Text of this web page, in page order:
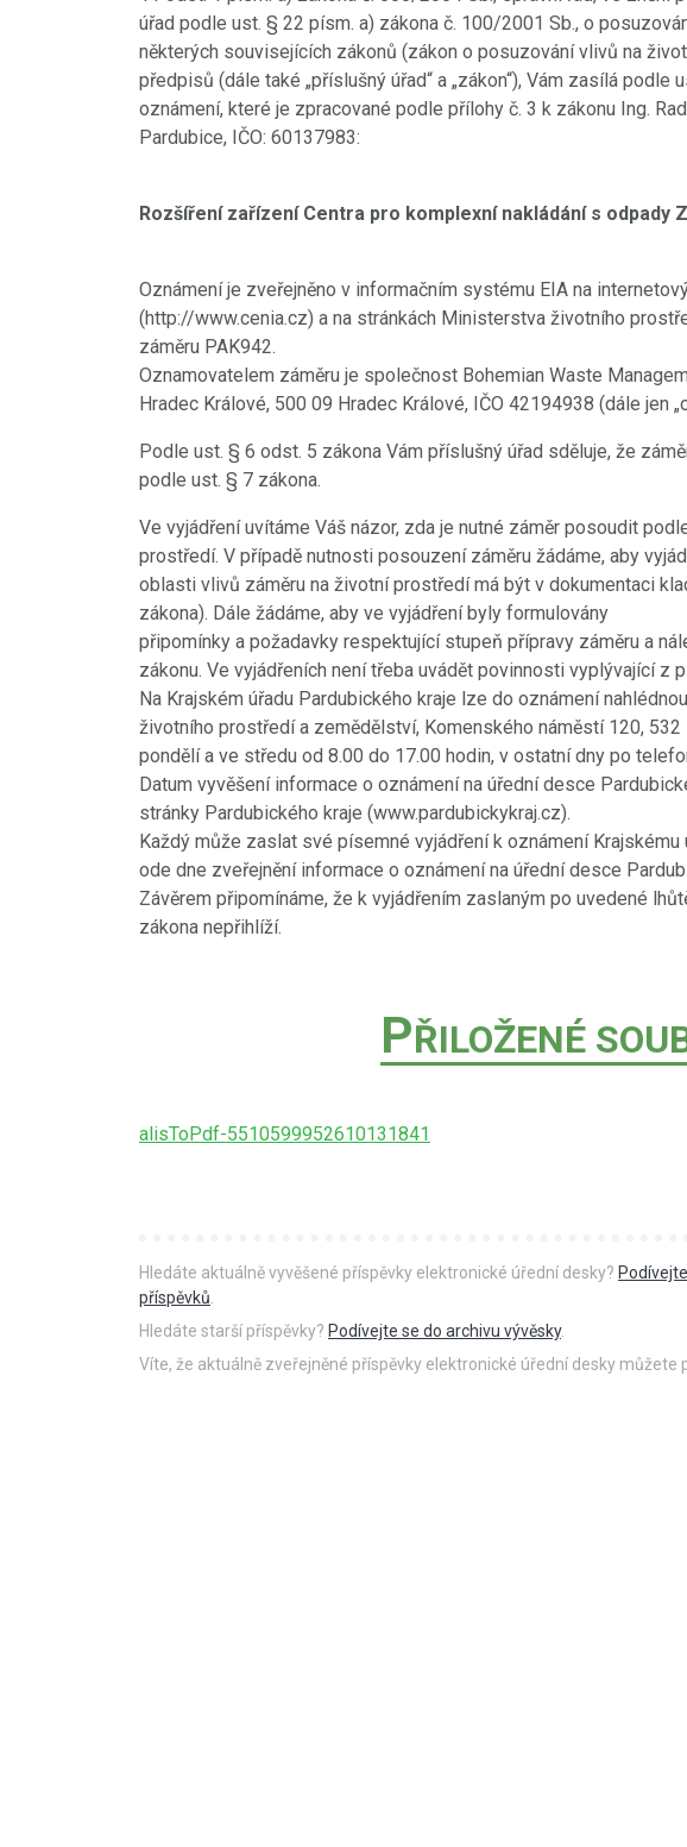
úřad podle ust. § 22 písm. a) zákona č. 100/2001 Sb., o
některých souvisejících zákonů (zákon o posuzování vlivů na
předpisů (dále také „příslušný úřad“ a „zákon“), Vám zasílá
oznámení, které je zpracované podle přílohy č. 3 k zákonu Ing.
Pardubice, IČO: 60137983:
Rozšíření zařízení Centra pro komplexní nakládání s odpady
Oznámení je zveřejněno v informačním systému EIA na
(http://www.cenia.cz) a na stránkách Ministerstva životního
záměru PAK942.
Oznamovatelem záměru je společnost Bohemian Waste
Hradec Králové, 500 09 Hradec Králové, IČO 42194938 (dále jen
Podle ust. § 6 odst. 5 zákona Vám příslušný úřad sděluje, že
podle ust. § 7 zákona.
Ve vyjádření uvítáme Váš názor, zda je nutné záměr posoudit
prostředí. V případě nutnosti posouzení záměru žádáme, aby
oblasti vlivů záměru na životní prostředí má být v dokumentaci
zákona). Dále žádáme, aby ve vyjádření byly formulovány
připomínky a požadavky respektující stupeň přípravy záměru a
zákonu. Ve vyjádřeních není třeba uvádět povinnosti vyplývající z
Na Krajském úřadu Pardubického kraje lze do oznámení
životního prostředí a zemědělství, Komenského náměstí 120,
pondělí a ve středu od 8.00 do 17.00 hodin, v ostatní dny po
Datum vyvěšení informace o oznámení na úřední desce
stránky Pardubického kraje (www.pardubickykraj.cz).
Každý může zaslat své písemné vyjádření k oznámení Krajskému
ode dne zveřejnění informace o oznámení na úřední desce
Závěrem připomínáme, že k vyjádřením zaslaným po uvedené
zákona nepřihlíží.
PŘILOŽENÉ
alisToPdf-5510599952610131841
Hledáte aktuálně vyvěšené příspěvky elektronické úřední desky?
příspěvků
Hledáte starší příspěvky? Podívejte se do archivu vývěsky.
Víte, že aktuálně zveřejněné příspěvky elektronické úřední desky